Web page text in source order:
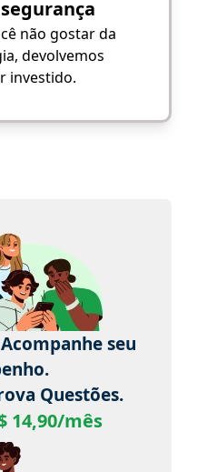
não gostar da
devolvemos
investido.
seu
Questões.
14,90/mês